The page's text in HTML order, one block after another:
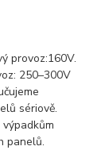
provoz:160V.
250–300V
sériově.
panelů.